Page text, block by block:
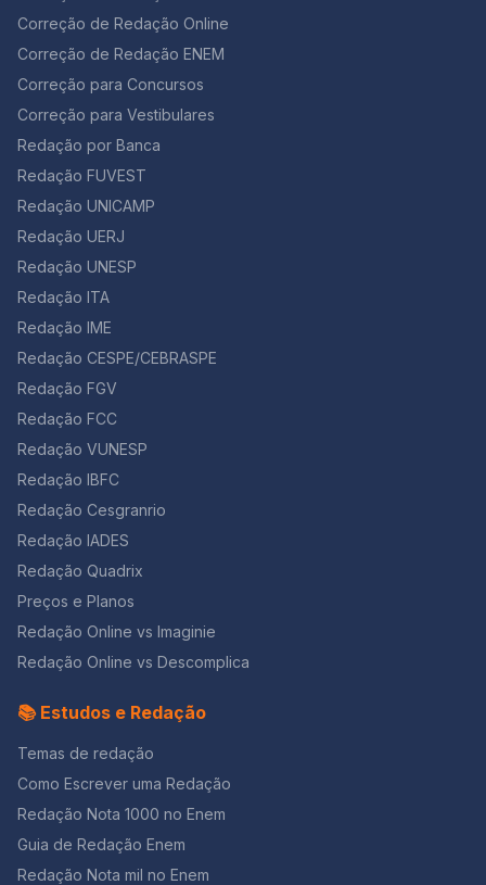
Correção de Redação Online
Correção de Redação ENEM
Correção para Concursos
Correção para Vestibulares
Redação por Banca
Redação FUVEST
Redação UNICAMP
Redação UERJ
Redação UNESP
Redação ITA
Redação IME
Redação CESPE/CEBRASPE
Redação FGV
Redação FCC
Redação VUNESP
Redação IBFC
Redação Cesgranrio
Redação IADES
Redação Quadrix
Preços e Planos
Redação Online vs Imaginie
Redação Online vs Descomplica
📚 Estudos e Redação
Temas de redação
Como Escrever uma Redação
Redação Nota 1000 no Enem
Guia de Redação Enem
Redação Nota mil no Enem